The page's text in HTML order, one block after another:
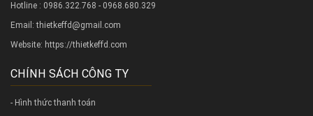
Hotline : 0986.322.768 - 0968.680.329
Email: thietkeffd@gmail.com
Website: https://thietkeffd.com
CHÍNH SÁCH CÔNG TY
- Hình thức thanh toán